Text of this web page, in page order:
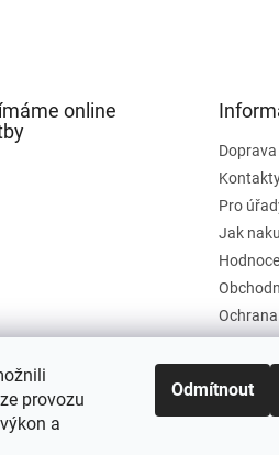
provozu
a
Odmítnout
online
Pro
Jak